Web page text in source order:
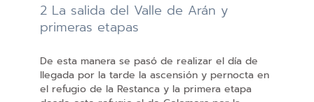
2 La salida del Valle de Arán y
primeras etapas
De esta manera se pasó de realizar el día de
llegada por la tarde la ascensión y pernocta en
el refugio de la Restanca y la primera etapa